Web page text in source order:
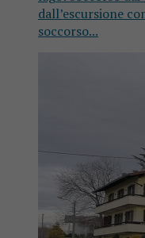
dall’escursione
soccorso...